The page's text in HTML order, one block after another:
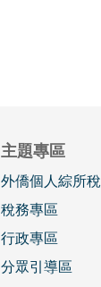
主題專區
外僑個人綜所稅
稅務專區
行政專區
分眾引導區